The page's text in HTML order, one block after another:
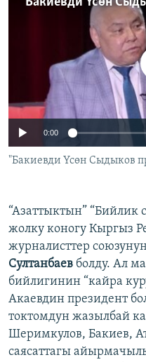
ЭЖЕ-СИҢДИЛЕР
ЫҢГАЙСЫЗ СУРООЛОР
ЭЕ/АРнун бардык
Auto 240p
720p
No media
0:00
"Бакиевди Үсөн Сыдыков
“Азаттыктын” “Бийлик
жолку коногу Кыргыз
журналисттер
Султанбаев болду. Ал
бийлигинин “кайра
Акаевдин президент
токтомдун жазылбай
Шеримкулов, Бакиев,
саясаттагы